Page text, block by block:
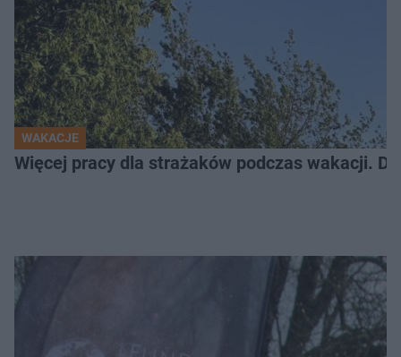
WAKACJE
Więcej pracy dla strażaków podczas wakacji.